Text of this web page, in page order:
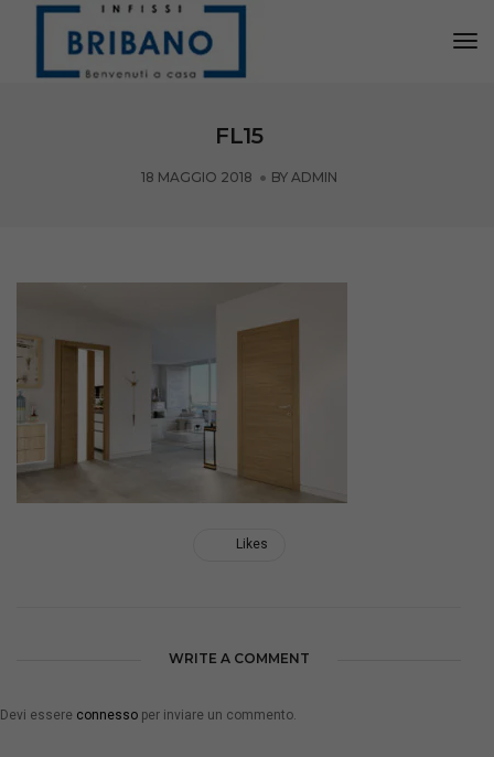
FL15
18 MAGGIO 2018 BY ADMIN
Likes
WRITE A COMMENT
Devi essere connesso per inviare un commento.